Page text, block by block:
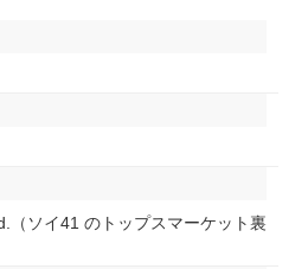
（ソイ41 のトップスマーケット裏